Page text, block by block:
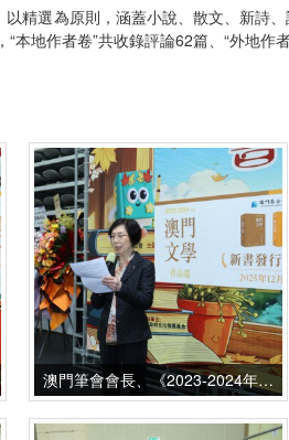
精選為原則，涵蓋小說、散文、新詩
地作者卷”共收錄評論62篇、“外地作者
澳門筆會會長、《2023-2024年度澳門文學作品選》主編代表湯梅笑致辭